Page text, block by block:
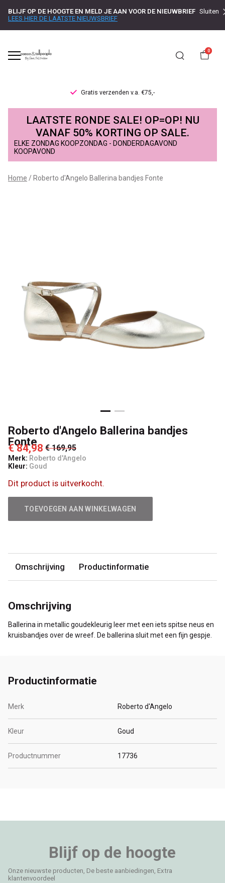
BLIJF OP DE HOOGTE EN MELD JE AAN VOOR DE NIEUWBRIEF
LEES HIER DE LAATSTE NIEUWSBRIEF
Sluiten
0
Gratis verzenden v.a. €75,-
Roberto
d'Angelo
Ballerina
bandjes
LAATSTE RONDE SALE! OP=OP! NU
VANAF 50% KORTING OP SALE.
ELKE ZONDAG KOOPZONDAG - DONDERDAGAVOND
KOOPAVOND
Home Roberto d'Angelo Ballerina bandjes Fonte
Roberto d'Angelo Ballerina bandjes
Fonte
€ 84,98 € 169,95
Merk: Roberto d'Angelo
Kleur: Goud
Dit product is uitverkocht.
TOEVOEGEN AAN WINKELWAGEN
Omschrijving Productinformatie
Omschrijving
Ballerina in metallic goudekleurig leer met een iets spitse neus en
kruisbandjes over de wreef. De ballerina sluit met een fijn gespje.
Productinformatie
Merk Roberto d'Angelo
Kleur Goud
Productnummer 17736
Blijf op de hoogte
Onze nieuwste producten, De beste aanbiedingen, Extra
klantenvoordeel